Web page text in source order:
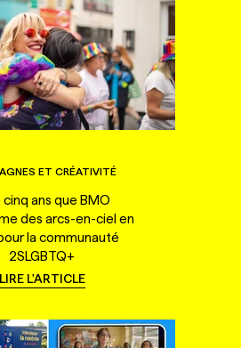
ET CRÉATIVITÉ
cinq ans que BMO
des arcs-en-ciel en
la communauté
2SLGBTQ+
LIRE L'ARTICLE